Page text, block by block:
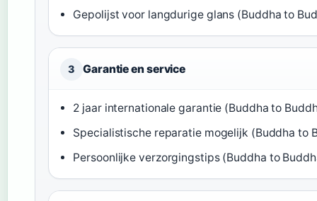
Gepolijst voor langdurige glans (Buddha to
3 Garantie en service
2 jaar internationale garantie (Buddha to
Specialistische reparatie mogelijk (Buddha to
Persoonlijke verzorgingstips (Buddha to